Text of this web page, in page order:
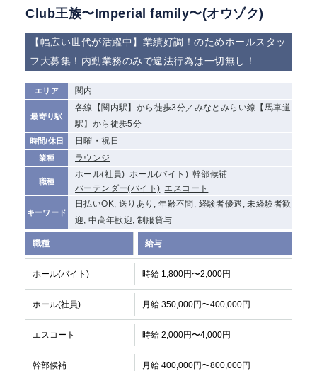
Club王族〜Imperial family〜(オウゾク)
【幅広い世代が活躍中】業績好調！のためホールスタッ
フ大募集！内勤業務のみで違法行為は一切無し！
エリア 関内
最寄り駅
各線【関内駅】から徒歩3分／みなとみらい線【馬車道
駅】から徒歩5分
時間/休日 日曜・祝日
業種 ラウンジ
職種
ホール(社員) ホール(バイト) 幹部候補
バーテンダー(バイト) エスコート
キーワード
日払いOK, 送りあり, 年齢不問, 経験者優遇, 未経験者歓
迎, 中高年歓迎, 制服貸与
職種 給与
ホール(バイト) 時給 1,800円〜2,000円
ホール(社員) 月給 350,000円〜400,000円
エスコート 時給 2,000円〜4,000円
幹部候補 月給 400,000円〜800,000円
群馬県
高崎 館林
該当求人 0件 選択した内容で設定